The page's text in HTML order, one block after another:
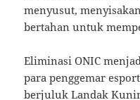
menyusut,
bertahan untuk
Eliminasi ONIC
para penggemar
berjuluk Landak